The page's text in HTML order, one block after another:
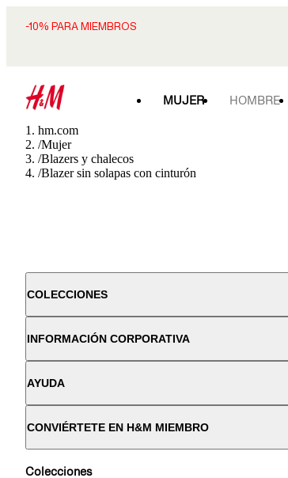
-10% PARA MIEMBROS
MUJER HOMBRE
hm.com
/Mujer
/Blazers y chalecos
/Blazer sin solapas con cinturón
COLECCIONES
INFORMACIÓN CORPORATIVA
AYUDA
CONVIÉRTETE EN H&M MIEMBRO
Colecciones